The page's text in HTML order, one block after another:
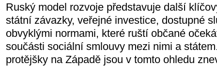
Ruský model rozvoje představuje další
státní závazky, veřejné investice, dostupné
obvyklými normami, které ruští občané
součásti sociální smlouvy mezi nimi a
protějšky na Západě jsou v tomto ohledu